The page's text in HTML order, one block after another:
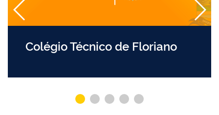
Colégio Técnico de Floriano